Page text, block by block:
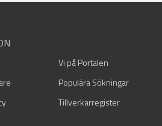
Vi på Portalen
Populära Sökningar
Tillverkarregister